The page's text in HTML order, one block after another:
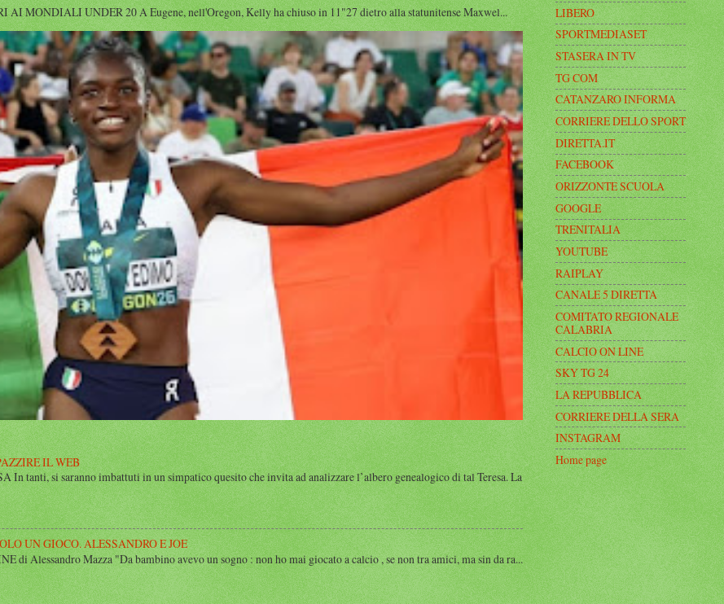
AI MONDIALI UNDER 20 A Eugene, nell'Oregon, Kelly ha chiuso in 11"27 dietro alla statunitense Maxwel...
IL WEB
In tanti, si saranno imbattuti in un simpatico quesito che invita ad analizzare l’albero genealogico di tal Teresa. La
UN GIOCO. ALESSANDRO E JOE
di Alessandro Mazza "Da bambino avevo un sogno : non ho mai giocato a calcio , se non tra amici, ma sin da ra...
LIBERO
SPORTMEDIASET
STASERA IN TV
TG COM
CATANZARO INFORMA
CORRIERE DELLO SPORT
DIRETTA.IT
FACEBOOK
ORIZZONTE SCUOLA
GOOGLE
TRENITALIA
YOUTUBE
RAIPLAY
CANALE 5 DIRETTA
COMITATO REGIONALE
CALABRIA
CALCIO ON LINE
SKY TG 24
LA REPUBBLICA
CORRIERE DELLA SERA
INSTAGRAM
Home page